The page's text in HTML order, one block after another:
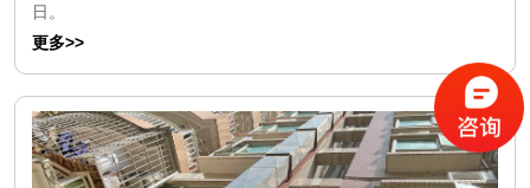
日。
更多>>